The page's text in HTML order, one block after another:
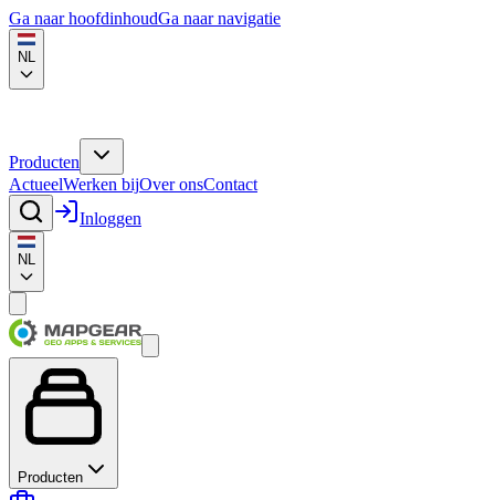
Ga naar hoofdinhoudGa naar navigatie
NL
Producten
ActueelWerken bijOver onsContact
Inloggen
NL
Producten